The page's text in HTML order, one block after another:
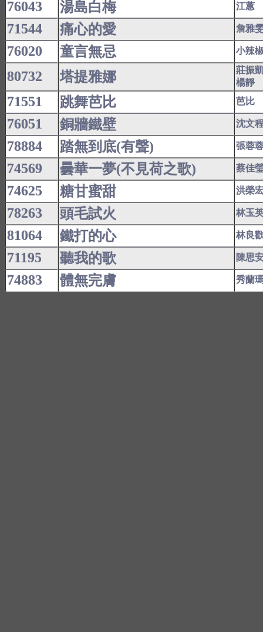
76043 湯島白梅 江蕙
71544 痛心的愛 詹雅
76020 童言無忌 小辣
80732 塔提雅娜
莊振
楊靜
71551 跳舞芭比 芭比
76051 銅牆鐵壁 沈文
78884 踏無到底(有聲) 張蓉
74569 曇華一夢(不見荷之歌) 蔡佳
74625 糖甘蜜甜 洪榮
78263 頭毛試火 林玉
81064 鐵打的心 林良
71195 聽我的歌 陳思
74883 體無完膚 秀蘭